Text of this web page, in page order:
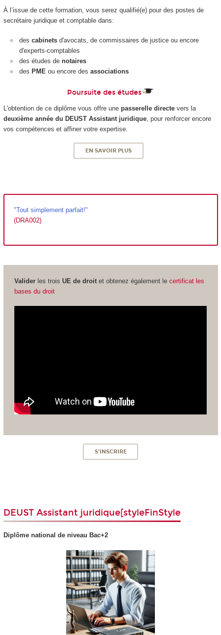
À l’issue de cette formation, vous serez qualifié(e) pour des postes de
secrétaire juridique et comptable dans:
des cabinets d'avocats, de commissaires de justice ou encore
d'experts-comptables
des études de notaires
des PME ou encore des associations
Poursuite des études
L'obtention de ce diplôme vous offre une passerelle directevers la
deuxième année du DEUST Assistant juridique, pour renforcer encore
vos compétences et affiner votre expertise.
EN SAVOIR PLUS
"Tout simplement parfait!"
(DRA002)
Validerles trois UE de droit et obtenez également le certificat les
bases du droit
S'INSCRIRE
DEUST Assistant juridique[styleFinStyle
Diplôme national de niveau Bac+2